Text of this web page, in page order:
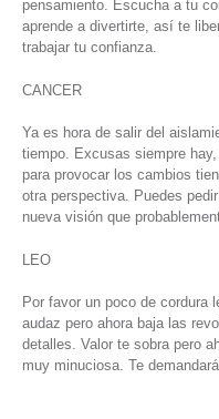
pensamiento. Escucha a tu
aprende a divertirte, así te
trabajar tu confianza.
CANCER
Ya es hora de salir del
tiempo. Excusas siempre
para provocar los cambios
otra perspectiva. Puedes
nueva visión que
LEO
Por favor un poco de cordura
audaz pero ahora baja las
detalles. Valor te sobra pero
muy minuciosa. Te